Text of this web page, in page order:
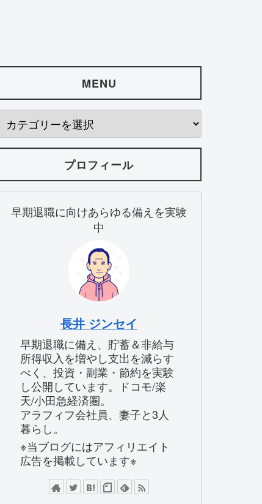
MENU
プロフィール
早期退職に向けあらゆる備えを実験
中
長井 ジンセイ
早期退職に備え、貯蓄＆非給与
所得収入を増やし支出を減らす
べく、投資・副業・節約を実験
し公開しています。ドコモ/楽
天/小田急経済圏。
アラフィフ会社員、妻子と3人
暮らし。
※当ブログにはアフィリエイト
広告を掲載しています※